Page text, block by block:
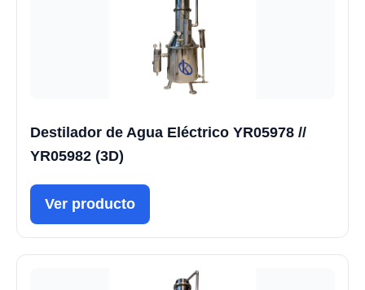
Destilador de Agua Eléctrico YR05978 //
YR05982 (3D)
Ver producto